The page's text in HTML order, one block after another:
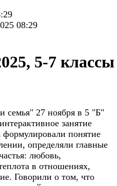
08:29
5-7 классы
27 ноября в 5 "Б"
занятие
формулировали понятие
определяли главные
любовь,
в отношениях,
Говорили о том, что